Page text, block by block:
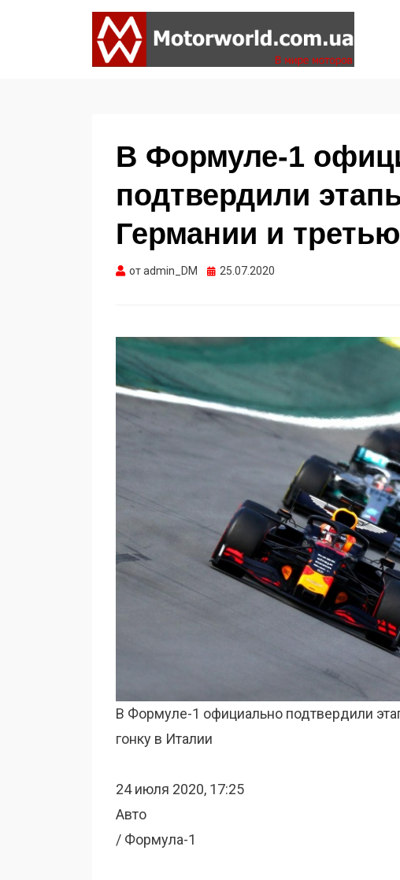
В Формуле-1
подтвердили
Германии и
отadmin_DM Опубликовано
25.07.2020
В Формуле-1 официально подтвердили
гонку в Италии
24 июля 2020, 17:25
Авто
/ Формула-1